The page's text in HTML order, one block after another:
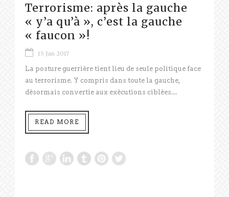
Terrorisme: après la gauche
« y’a qu’à », c’est la gauche
« faucon »!
15 Jan 2017
La posture guerrière tient lieu de seule politique face
au terrorisme. Y compris dans toute la gauche,
désormais convertie aux exécutions ciblées....
READ MORE